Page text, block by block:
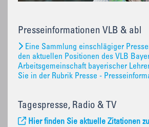
Presseinformationen VLB & abl
Eine Sammlung einschlägiger
den aktuellen Positionen des VLB
Arbeitsgemeinschaft bayerischer
Sie in der Rubrik Presse -
Tagespresse, Radio & TV
Hier finden Sie aktuelle Zitationen